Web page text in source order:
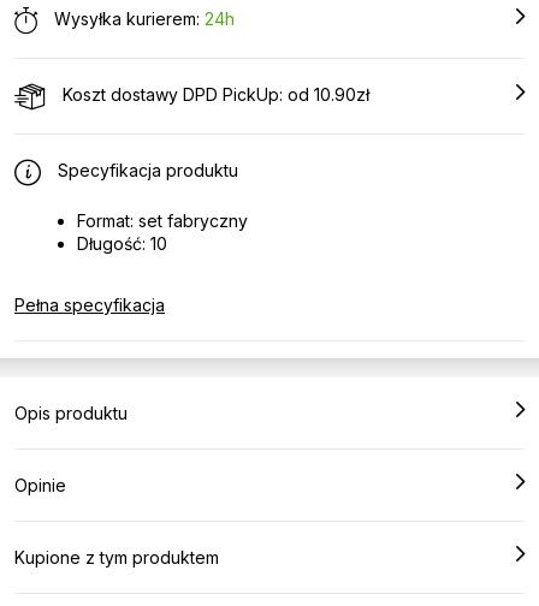
Wysyłka kurierem: 24h
Koszt dostawy DPD PickUp: od 10.90zł
Specyfikacja produktu
Format: set fabryczny
Długość: 10
Pełna specyfikacja
Opis produktu
Opinie
Kupione z tym produktem